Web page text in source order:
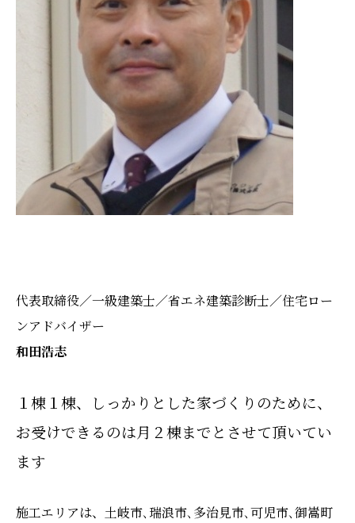
代表取締役／一級建築士／省エネ建築診断士／住宅ロー
ンアドバイザー
和田浩志
１棟１棟、 しっかりとした家づくりのために、
お受けできるのは月２棟までとさせて頂いてい
ます
施工エリアは、土岐市､瑞浪市､多治見市､可児市､御嵩町